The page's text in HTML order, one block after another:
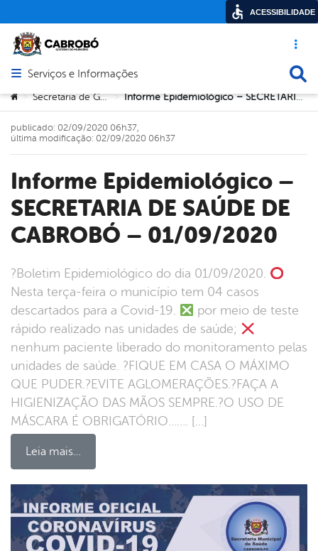
Acesso
Abrir menu principal de navegação
Serviços e Informações
Você está aqui:
> Secretaria de Governo > Informe Epidemiológico – SECRETARIA DE SAÚDE DE CABROBÓ – 01/09/2020
Informe Epidemiológico –
SECRETARIA DE SAÚDE DE
CABROBÓ – 01/09/2020
?Boletim Epidemiológico do dia 01/09/2020.
Nesta terça-feira o município tem 04 casos
descartados para a Covid-19.
por meio de teste
rápido realizado nas unidades de saúde;
nenhum paciente liberado do monitoramento pelas
unidades de saúde. ?FIQUE EM CASA O MÁXIMO
QUE PUDER.?EVITE AGLOMERAÇÕES.?FAÇA A
HIGIENIZAÇÃO DAS MÃOS SEMPRE.?O USO DE
MÁSCARA É OBRIGATÓRIO……. […]
Leia mais…
publicado: 02/09/2020 06h37,
última modificação: 02/09/2020 06h37
ACESSIBILIDADE